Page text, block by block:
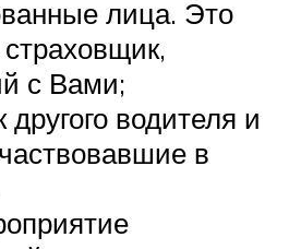
лица. Это
с Вами;
водителя и
в